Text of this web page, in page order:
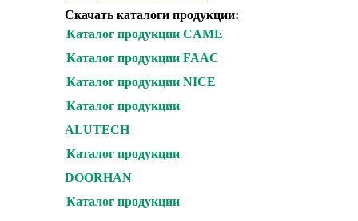
Скачать каталоги продукции:
Каталог продукции CAME
Каталог продукции FAAC
Каталог продукции NICE
Каталог продукции
ALUTECH
Каталог продукции
DOORHAN
Каталог продукции